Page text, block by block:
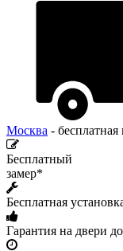
Москва - бесплатная
Бесплатный
замер*
Бесплатная
Гарантия на двери